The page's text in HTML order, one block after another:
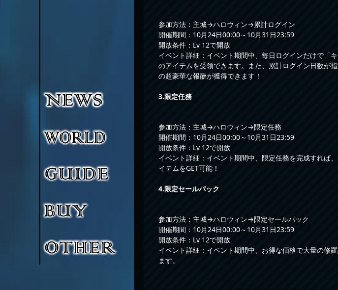
参加方法：主城→ハロウィン→累計ログイン
開催期間：10月24日00:00～10月31日23:59
開放条件：Lv 12で開放
イベント詳細：イベント期間中、毎日ログインだけで「
のアイテムを受領できます。また、累計ログイン日数が
の超豪華な報酬が獲得できます！
3.限定任務
参加方法：主城→ハロウィン→限定任務
開催期間：10月24日00:00～10月31日23:59
開放条件：Lv 12で開放
イベント詳細：イベント期間中、限定任務を完成すれば
イテムをGET可能！
4.限定セールパック
参加方法：主城→ハロウィン→限定セールパック
開催期間：10月24日00:00～10月31日23:59
開放条件：Lv 12で開放
イベント詳細：イベント期間中、お得な価格で大量の修
ます。